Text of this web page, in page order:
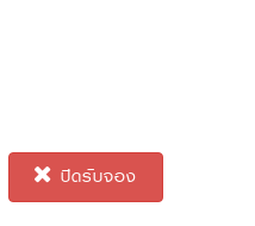
ปิดรับจอง